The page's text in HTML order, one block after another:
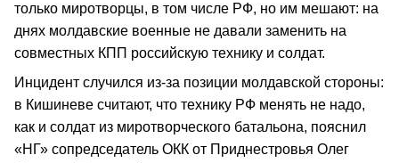
только миротворцы, в том числе РФ, но им мешают: на
днях молдавские военные не давали заменить на
совместных КПП российскую технику и солдат.
Инцидент случился из-за позиции молдавской стороны:
в Кишиневе считают, что технику РФ менять не надо,
как и солдат из миротворческого батальона, пояснил
«НГ» сопредседатель ОКК от Приднестровья Олег